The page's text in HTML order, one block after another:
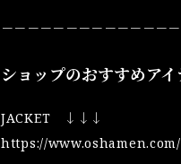
－－－－－－－－－－－－－
ショップのおすすめア
JACKET ↓↓↓
https://